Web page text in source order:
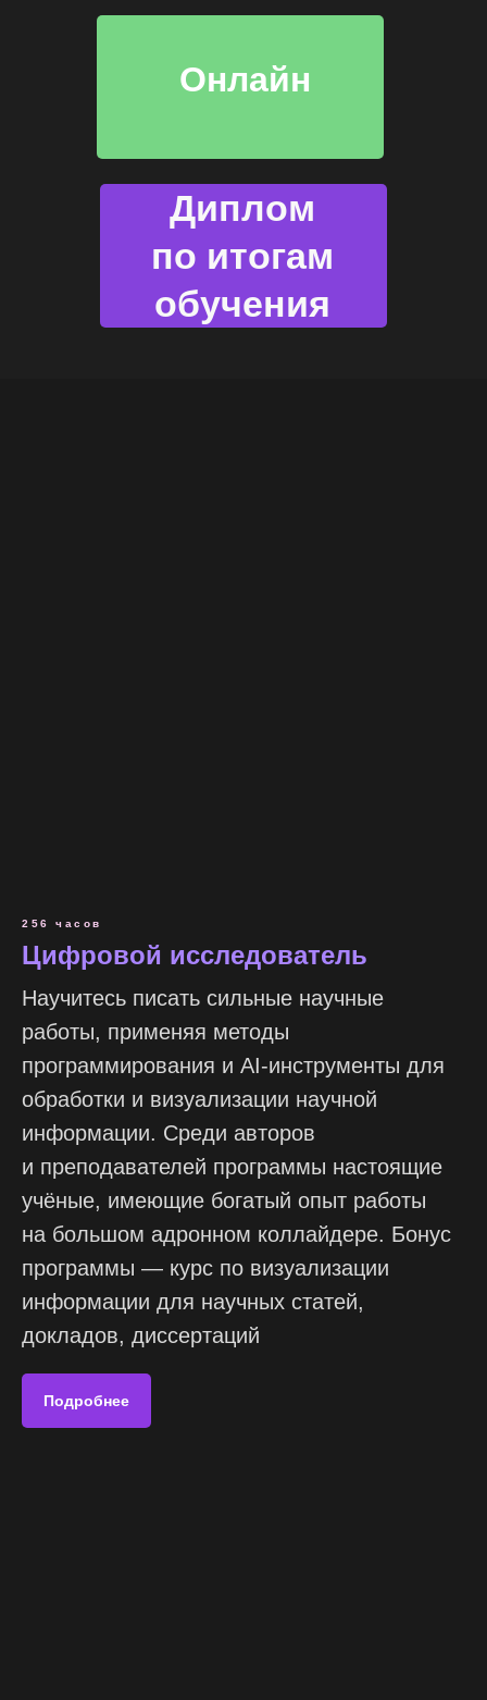
Диплом
по итогам
обучения
Онлайн
256 часов
Цифровой исследователь
Научитесь писать сильные научные
работы, применяя методы
программирования и AI-инструменты для
обработки и визуализации научной
информации. Среди авторов
и преподавателей программы настоящие
учёные, имеющие богатый опыт работы
на большом адронном коллайдере. Бонус
программы — курс по визуализации
информации для научных статей,
докладов, диссертаций
Подробнее